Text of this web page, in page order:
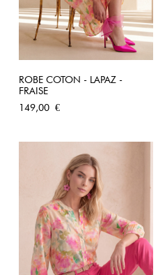
ROBE COTON - LAPAZ -
FRAISE
Prix
149,00 €